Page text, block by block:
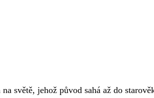
světě, jehož původ sahá až do